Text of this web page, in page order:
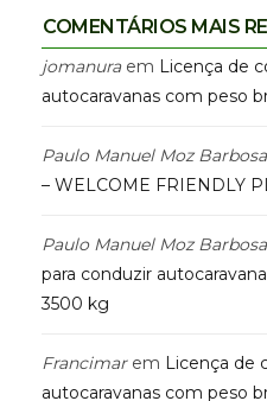
COMENTÁRIOS MAIS
jomanuraem Licença de
autocaravanas com peso
Paulo Manuel Moz Barbosa
– WELCOME FRIENDLY
Paulo Manuel Moz Barbosa
para conduzir
3500 kg
Francimarem Licença de
autocaravanas com peso